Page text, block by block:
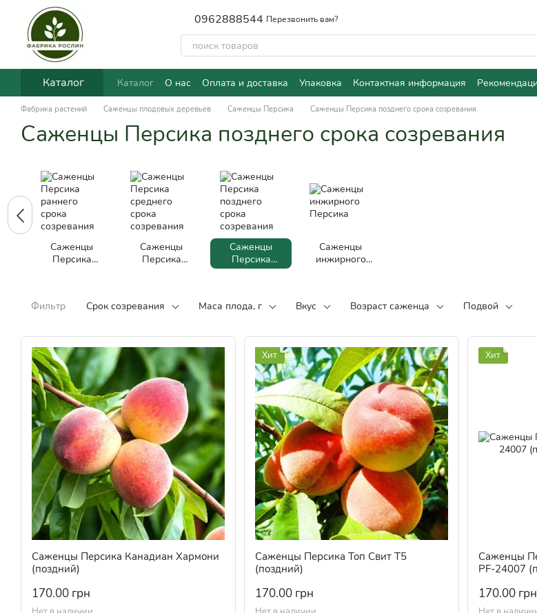
Перейти к основному контенту
0962888544 Перезвонить вам?
Каталог Каталог О нас Оплата и доставка Упаковка Контактная информация
Фабрика растений Саженцы плодовых деревьев Саженцы Персика Саженцы Персика позднего срока созревания
Саженцы Персика позднего срока созревания
Саженцы
Персика
Саженцы
Персика
Саженцы
Персика
позднего
Саженцы
инжирного
Фильтр Срок созревания Маса плода, г Вкус Возраст саженца Подвой
Саженцы Персика Канадиан Хармони
(поздний)
170.00 грн
Хит
Саженцы Персика Топ Свит Т5
(поздний)
170.00 грн
Хит
Саженцы
PF-24007
170.00 грн